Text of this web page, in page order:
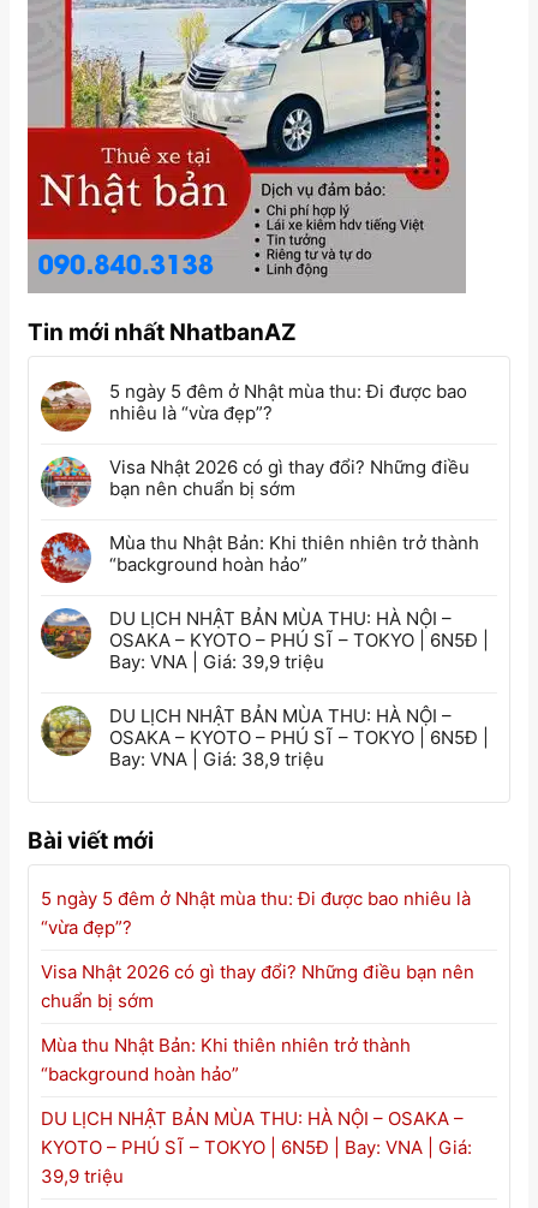
Tin mới nhất NhatbanAZ
5 ngày 5 đêm ở Nhật mùa thu: Đi được bao
nhiêu là “vừa đẹp”?
Visa Nhật 2026 có gì thay đổi? Những điều
bạn nên chuẩn bị sớm
Mùa thu Nhật Bản: Khi thiên nhiên trở thành
“background hoàn hảo”
DU LỊCH NHẬT BẢN MÙA THU: HÀ NỘI –
OSAKA – KYOTO – PHÚ SĨ – TOKYO | 6N5Đ |
Bay: VNA | Giá: 39,9 triệu
DU LỊCH NHẬT BẢN MÙA THU: HÀ NỘI –
OSAKA – KYOTO – PHÚ SĨ – TOKYO | 6N5Đ |
Bay: VNA | Giá: 38,9 triệu
Bài viết mới
5 ngày 5 đêm ở Nhật mùa thu: Đi được bao nhiêu là
“vừa đẹp”?
Visa Nhật 2026 có gì thay đổi? Những điều bạn nên
chuẩn bị sớm
Mùa thu Nhật Bản: Khi thiên nhiên trở thành
“background hoàn hảo”
DU LỊCH NHẬT BẢN MÙA THU: HÀ NỘI – OSAKA –
KYOTO – PHÚ SĨ – TOKYO | 6N5Đ | Bay: VNA | Giá:
39,9 triệu